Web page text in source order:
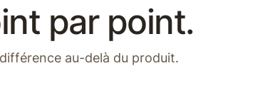
par point.
au-delà du produit.